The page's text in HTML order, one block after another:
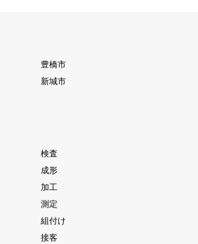
豊橋市
新城市
検査
成形
加工
測定
組付け
接客